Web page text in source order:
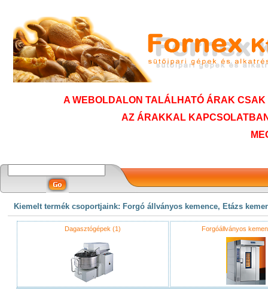
A WEBOLDALON TALÁLHATÓ ÁRAK
AZ ÁRAKKAL
Kiemelt termék csoportjaink: Forgó állványos kemence, Etázs
Dagasztógépek (1) Forgóállványos